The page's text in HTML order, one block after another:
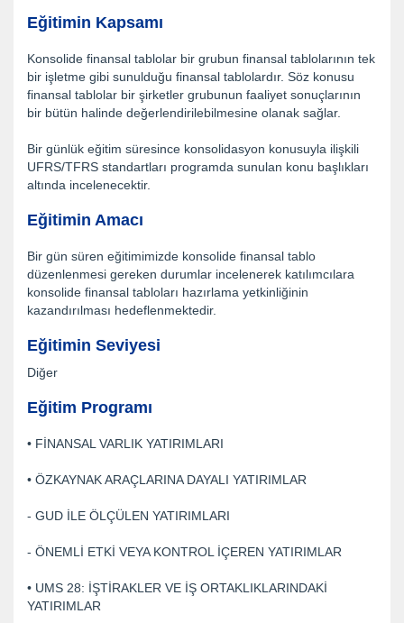
Eğitimin Kapsamı
Konsolide finansal tablolar bir grubun finansal tablolarının tek
bir işletme gibi sunulduğu finansal tablolardır. Söz konusu
finansal tablolar bir şirketler grubunun faaliyet sonuçlarının
bir bütün halinde değerlendirilebilmesine olanak sağlar.
Bir günlük eğitim süresince konsolidasyon konusuyla ilişkili
UFRS/TFRS standartları programda sunulan konu başlıkları
altında incelenecektir.
Eğitimin Amacı
Bir gün süren eğitimimizde konsolide finansal tablo
düzenlenmesi gereken durumlar incelenerek katılımcılara
konsolide finansal tabloları hazırlama yetkinliğinin
kazandırılması hedeflenmektedir.
Eğitimin Seviyesi
Diğer
Eğitim Programı
• FİNANSAL VARLIK YATIRIMLARI
• ÖZKAYNAK ARAÇLARINA DAYALI YATIRIMLAR
- GUD İLE ÖLÇÜLEN YATIRIMLARI
- ÖNEMLİ ETKİ VEYA KONTROL İÇEREN YATIRIMLAR
• UMS 28: İŞTİRAKLER VE İŞ ORTAKLIKLARINDAKİ
YATIRIMLAR